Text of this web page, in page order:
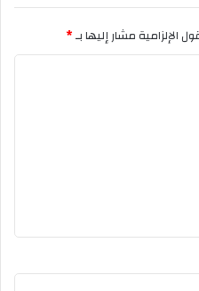
الإلزامية مشار إليها بـ*